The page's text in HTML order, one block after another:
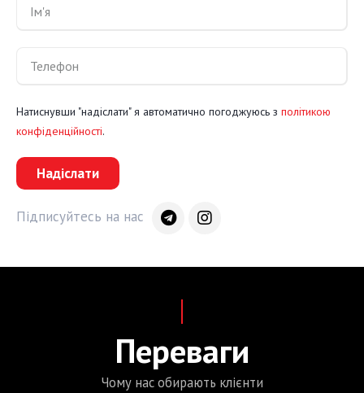
Натиснувши "надіслати" я автоматично погоджуюсь з політикою
конфіденційності.
Надіслати
Підписуйтесь на нас
Переваги
Чому насобирають клієнти